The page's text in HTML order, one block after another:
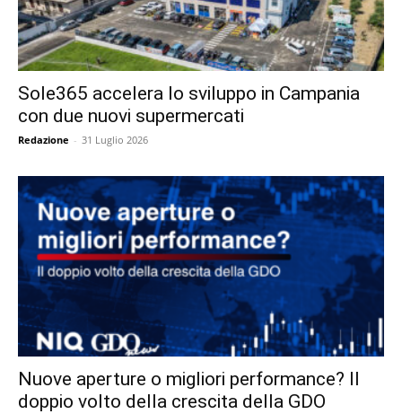
Sole365 accelera lo sviluppo in Campania
con due nuovi supermercati
Redazione - 31 Luglio 2026
Nuove aperture o migliori performance? Il
doppio volto della crescita della GDO